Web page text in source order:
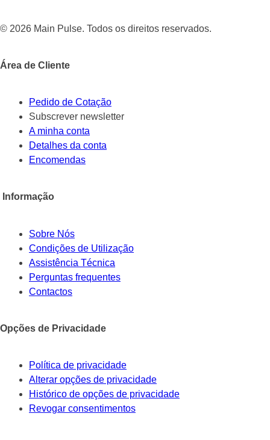
© 2026 Main Pulse. Todos os direitos reservados.
Área de Cliente
Pedido de Cotação
Subscrever newsletter
A minha conta
Detalhes da conta
Encomendas
Informação
Sobre Nós
Condições de Utilização
Assistência Técnica
Perguntas frequentes
Contactos
Opções de Privacidade
Política de privacidade
Alterar opções de privacidade
Histórico de opções de privacidade
Revogar consentimentos